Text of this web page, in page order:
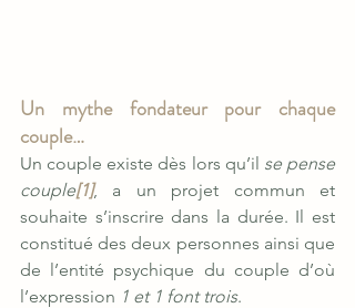
Un mythe fondateur pour chaque
couple…
Un couple existe dès lors qu’il se pense
couple[1], a un projet commun et
souhaite s’inscrire dans la durée. Il est
constitué des deux personnes ainsi que
de l’entité psychique du couple d’où
l’expression 1 et 1 font trois.